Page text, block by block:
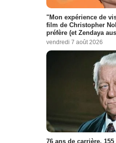
"Mon expérience de
film de Christopher
préfère (et Zendaya
vendredi 7 août 2026
76 ans de carrière,